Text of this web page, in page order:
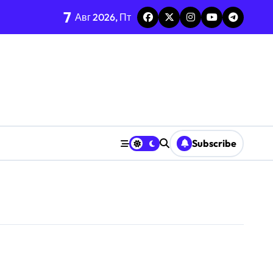
7 Авг 2026, Пт
Subscribe